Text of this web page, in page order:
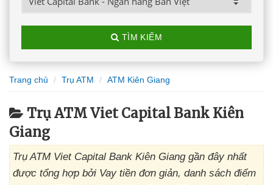
TÌM KIẾM
Trang chủ Trụ ATM ATM Kiên Giang
Trụ ATM Viet Capital Bank Kiên
Giang
Trụ ATM Viet Capital Bank Kiên Giang gần đây nhất
được tổng hợp bởi Vay tiền đơn giản, danh sách điểm